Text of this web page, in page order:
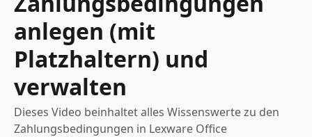
anlegen (mit
Platzhaltern) und
verwalten
Dieses Video beinhaltet alles Wissenswerte zu den
Zahlungsbedingungen in Lexware Office